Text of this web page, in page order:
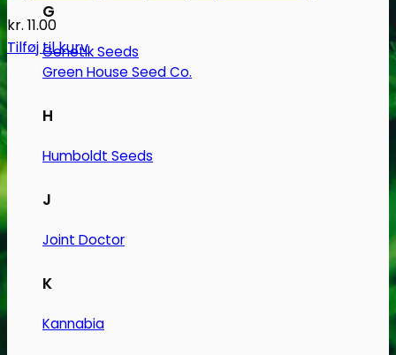
G
Genetik Seeds
Green House Seed Co.
H
Humboldt Seeds
J
Joint Doctor
K
Kannabia
kr. 11.00
Tilføj til kurv